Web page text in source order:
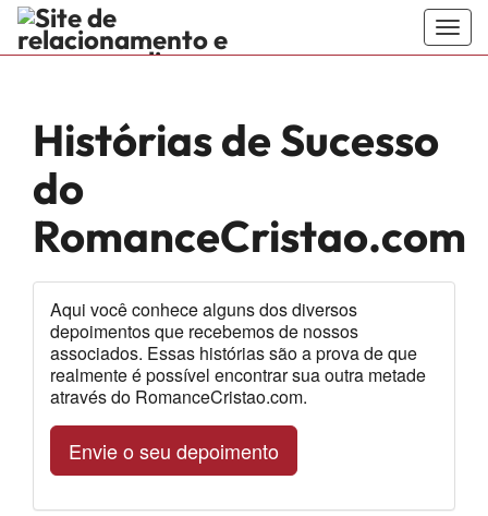
encontre o
seu divino
amor no site
de namoro
sério e
encontros
evangélicos
feito para
Histórias de Sucesso
do
RomanceCristao.com
Aqui você conhece alguns dos diversos
depoimentos que recebemos de nossos
associados. Essas histórias são a prova de que
realmente é possível encontrar sua outra metade
através do RomanceCristao.com.
Envie o seu depoimento